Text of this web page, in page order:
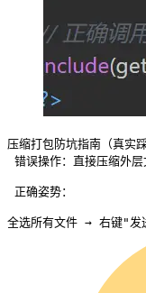
压缩打包防坑指南（真实踩
错误操作：直接压缩外
正确姿势：